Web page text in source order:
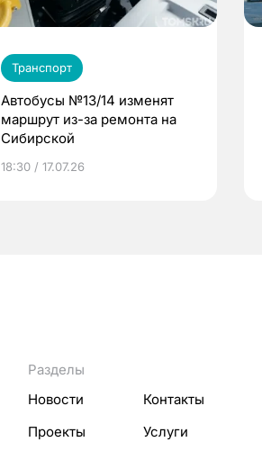
Транспорт
Автобусы №13/14 изменят
маршрут из-за ремонта на
Сибирской
18:30 / 17.07.26
Разделы
Новости
Контакты
Проекты
Услуги